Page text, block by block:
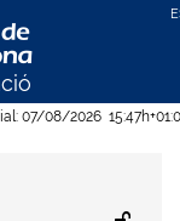
07/08/2026 15:47h